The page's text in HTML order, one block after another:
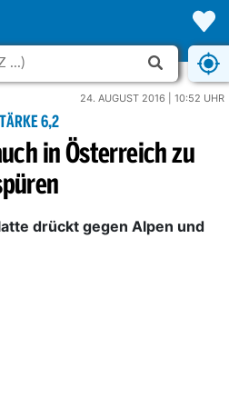
24. AUGUST 2016 | 10:52 UHR
6,2
in Österreich zu
drückt gegen Alpen und